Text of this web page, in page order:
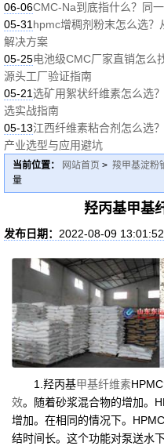
06-06CMC-Na到底指什么？同
05-31 hpmc增稠剂粉末怎么选？
解决方案
05-25电池级CMC厂家直销怎么
源头工厂验证指南
05-21选矿用絮状纤维素怎么选
选实战指南
05-13江西纤维素粘合剂怎么选
产业选型与应用避坑
当前位置： 网站首页 > 羧甲基淀粉
量
羟丙基甲基
发布日期： 2022-08-09 13:01:52
1.羟丙基甲基纤维素HPMC
效。随着砂浆混合物的增加。
增加。在相同的情况下。
结时间长。这个功能对泵送水